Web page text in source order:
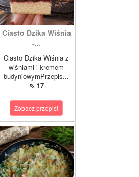
Ciasto Dzika Wiśnia
-...
Ciasto Dzika Wiśnia z
wiśniami i kremem
budyniowymPrzepis...
⇖ 17
Zobacz przepis!